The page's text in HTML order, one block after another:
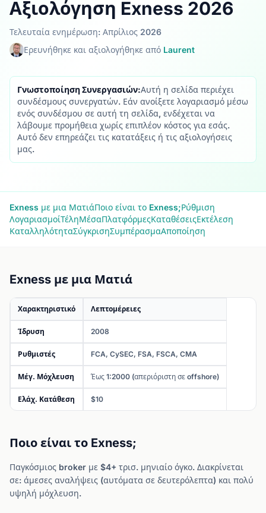
Αξιολόγηση Exness 2026
Τελευταία ενημέρωση: Απρίλιος 2026
Ερευνήθηκε και αξιολογήθηκε από Laurent
Γνωστοποίηση Συνεργασιών:Αυτή η σελίδα περιέχει
συνδέσμους συνεργατών. Εάν ανοίξετε λογαριασμό μέσω
ενός συνδέσμου σε αυτή τη σελίδα, ενδέχεται να
λάβουμε προμήθεια χωρίς επιπλέον κόστος για εσάς.
Αυτό δεν επηρεάζει τις κατατάξεις ή τις αξιολογήσεις
μας.
Exness με μια ΜατιάΠοιο είναι το Exness;Ρύθμιση
ΛογαριασμοίΤέληΜέσαΠλατφόρμεςΚαταθέσειςΕκτέλεση
ΚαταλληλότηταΣύγκρισηΣυμπέρασμαΑποποίηση
Exness με μια Ματιά
Χαρακτηριστικό Λεπτομέρειες
Ίδρυση 2008
Ρυθμιστές FCA, CySEC, FSA, FSCA, CMA
Μέγ. Μόχλευση Έως 1:2000 (απεριόριστη σε offshore)
Ελάχ. Κατάθεση $10
Ποιο είναι το Exness;
Παγκόσμιος broker με $4+ τρισ. μηνιαίο όγκο. Διακρίνεται
σε: άμεσες αναλήψεις (αυτόματα σε δευτερόλεπτα) και πολύ
υψηλή μόχλευση.